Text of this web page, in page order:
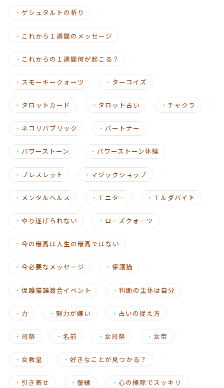
・ ゲシュタルトの祈り
・ これから１週間のメッセージ
・ これからの１週間何が起こる？
・ スモーキークォーツ ・ ターコイズ
・ タロットカード ・ タロット占い ・ チャクラ
・ ネコリパブリック ・ パートナー
・ パワーストーン ・ パワーストーン体験
・ ブレスレット ・ マジックショップ
・ メンタルヘルス ・ モニター ・ モルダバイト
・ やり遂げられない ・ ローズクォーツ
・ 今の最高は人生の最高ではない
・ 今必要なメッセージ ・保護猫
・ 保護猫譲渡会イベント ・判断の主体は自分
・ 力 ・努力が嫌い ・ 占いの捉え方
・ 司祭 ・名前 ・女司祭 ・ 女帝
・ 女教皇 ・好きなことが見つかる？
・ 引き寄せ ・復縁 ・心の掃除でスッキリ